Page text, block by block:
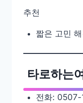
추천
짧은 고민 해
타로하는
전화: